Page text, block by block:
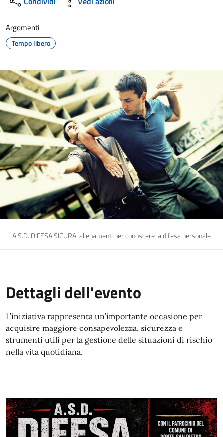
Argomenti
Tempo libero
A.S.D. DIFESA SICURA: allenamenti per conoscere la difesa personale
Dettagli dell'evento
L’iniziativa rappresenta un’importante occasione per
acquisire maggiore consapevolezza, sicurezza e
strumenti utili per la gestione delle situazioni di rischio
nella vita quotidiana.